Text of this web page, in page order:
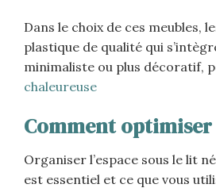
Dans le choix de ces meubles,
plastique de qualité qui
minimaliste ou plus décoratif,
chaleureuse
Comment optimiser
Organiser l’espace sous le lit
est essentiel et ce que vous